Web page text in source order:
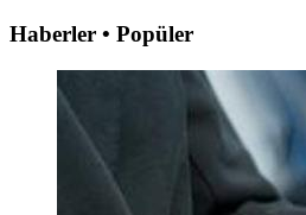
Haberler • Popüler